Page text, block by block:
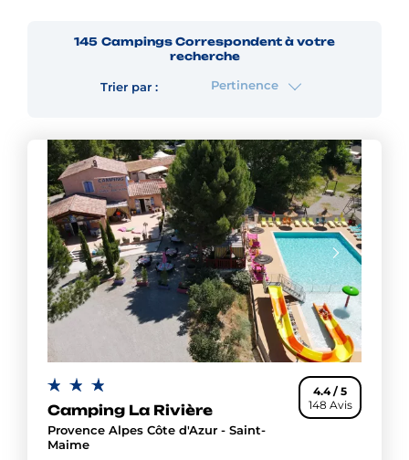
145 Campings Correspondent à votre
recherche
Trier par : Pertinence
4.4 / 5
148 Avis
Camping La Rivière
Provence Alpes Côte d'Azur - Saint-
Maime